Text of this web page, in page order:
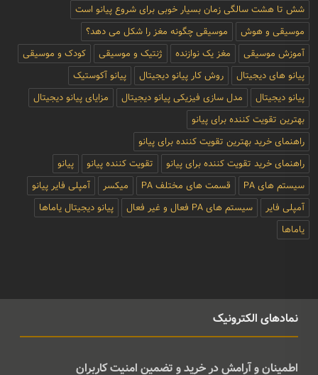
شش تا هشت سالگی زمان بسیار خوبی برای شروع پیانو است
موسیقی و هوش
موسیقی چگونه مغز را شکل می دهد؟
آموزش موسیقی
مغز یک نوازنده ژنتیک و موسیقی
کودک و موسیقی
پیانو های دیجیتال
روش کار پیانو دیجیتال
پیانو آکوستیک
پیانو دیجیتال
مدل سازی فیزیکی پیانو دیجیتال
مزایای پیانو دیجیتال
بهترین تقویت کننده برای پیانو
راهنمای خرید بهترین تقویت کننده برای پیانو
راهنمای خرید تقویت کننده برای پیانو
تقویت کننده پیانو
پیانو
سیستم های PA
قسمت های مختلف PA میکسر
آمپلی فایر پیانو
آمپلی فایر
سیستم های PA فعال و غیر فعال
پیانو دیجیتال یاماها
یاماها
نمادهای الکترونیک
اطمینان و آرامش در خرید و تضمین امنیت کاربران